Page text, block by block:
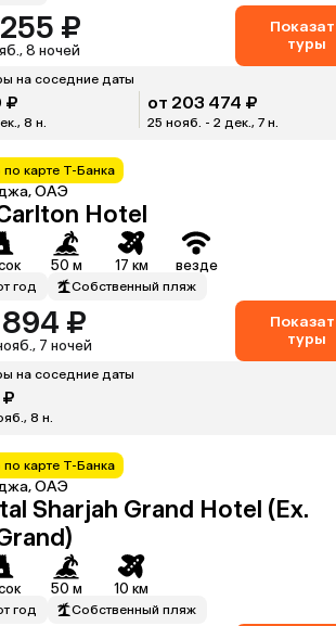
₽
8 ночей
туры
на соседние даты
₽
8 н.
от 203 474 ₽
25 нояб. - 2 дек., 7 н.
карте Т-Банка
ОАЭ
Hotel
50 м 17 км везде
год Собственный пляж
894 ₽
7 ночей
туры
на соседние даты
₽
8 н.
карте Т-Банка
ОАЭ
Sharjah Grand Hotel (Ex.
50 м 10 км
год Собственный пляж